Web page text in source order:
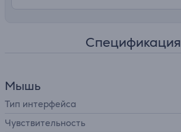
Спецификация
Мышь
Тип интерфейса
Чувствительность